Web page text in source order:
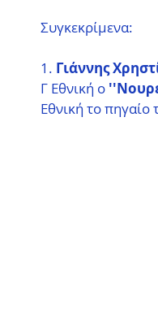
Συγκεκρίμενα:
1. Γιάννης
Γ Εθνική ο
Εθνική το πηγαίο